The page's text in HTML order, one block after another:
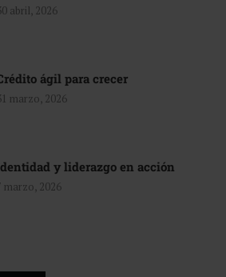
abril, 2026
ágil para crecer
marzo, 2026
y liderazgo en acción
marzo, 2026